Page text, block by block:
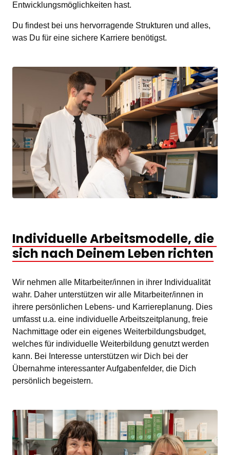
Entwicklungsmöglichkeiten hast.
Du findest bei uns hervorragende Strukturen und alles,
was Du für eine sichere Karriere benötigst.
Individuelle Arbeitsmodelle,
sich nach Deinem Leben richten
Wir nehmen alle Mitarbeiter/innen in ihrer Individualität
wahr. Daher unterstützen wir alle Mitarbeiter/innen in
ihrere persönlichen Lebens- und Karriereplanung. Dies
umfasst u.a. eine individuelle Arbeitszeitplanung, freie
Nachmittage oder ein eigenes Weiterbildungsbudget,
welches für individuelle Weiterbildung genutzt werden
kann. Bei Interesse unterstützen wir Dich bei der
Übernahme interessanter Aufgabenfelder, die Dich
persönlich begeistern.